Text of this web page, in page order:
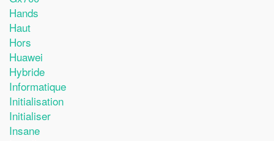
Hands
Haut
Hors
Huawei
Hybride
Informatique
Initialisation
Initialiser
Insane